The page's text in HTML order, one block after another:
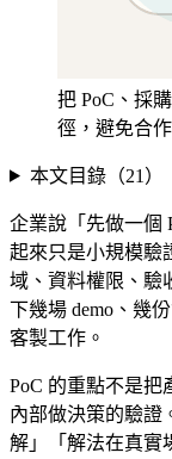
把 PoC、採
徑，避免合
本文目錄（21 ）
企業說「先做一個
起來只是小規模驗
域、資料權限、驗
下幾場 demo、幾
客製工作。
PoC 的重點不是把
內部做決策的驗證
解」「解法在真實